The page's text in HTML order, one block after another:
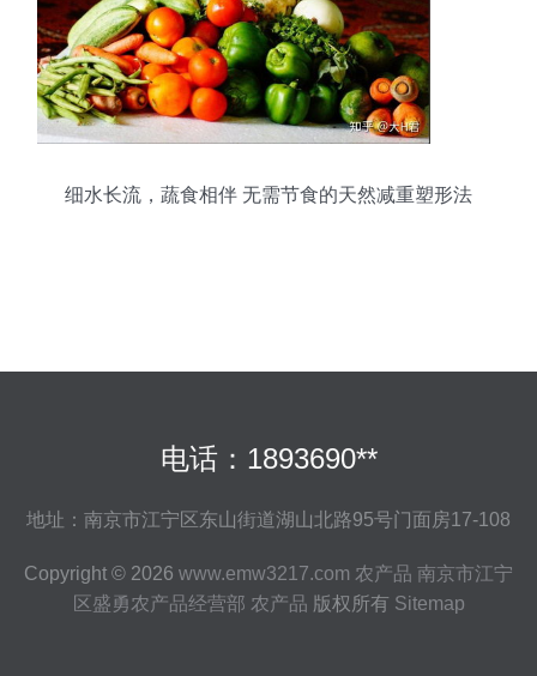
细水长流，蔬食相伴 无需节食的天然减重塑形法
电话：1893690**
地址：南京市江宁区东山街道湖山北路95号门面房17-108
Copyright © 2026 www.emw3217.com 农产品 南京市江宁
区盛勇农产品经营部 农产品 版权所有 Sitemap